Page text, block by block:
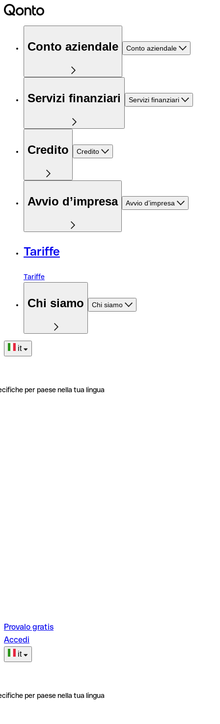
Conto aziendale Conto aziendale
Servizi finanziari Servizi finanziari
Credito Credito
Avvio d’impresa Avvio d’impresa
Tariffe
Tariffe
Chi siamo Chi siamo
it
per paese nella tua lingua
Provalo gratis
Accedi
it
per paese nella tua lingua